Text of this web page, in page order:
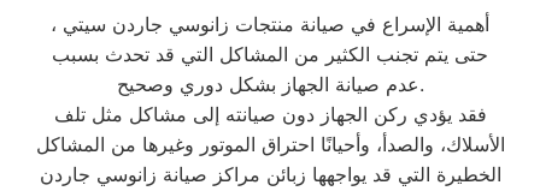
أهمية الإسراع في صيانة منتجات زانوسي جاردن سيتي ،
حتى يتم تجنب الكثير من المشاكل التي قد تحدث بسبب
عدم صيانة الجهاز بشكل دوري وصحيح.
فقد يؤدي ركن الجهاز دون صيانته إلى مشاكل مثل تلف
الأسلاك، والصدأ، وأحيانًا احتراق الموتور وغيرها من المشاكل
الخطيرة التي قد يواجهها زبائن مراكز صيانة زانوسي جاردن